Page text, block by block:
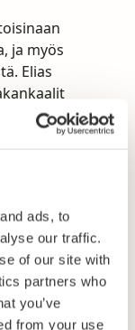
ads, to
our traffic.
of our site with
partners who
you’ve
from your use
ja myös
Elias
muutti
nimeä
osia
sillä on
ja